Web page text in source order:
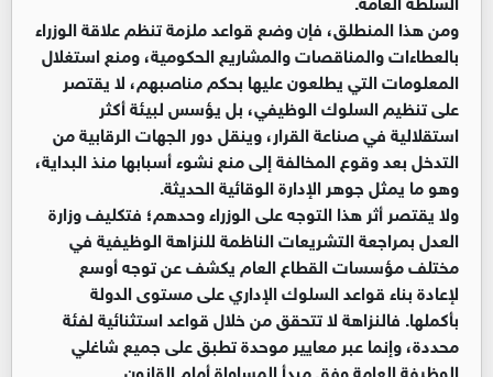
ومن هذا المنطلق، فإن وضع قواعد ملزمة تنظم علاقة الوزراء
بالعطاءات والمناقصات والمشاريع الحكومية، ومنع استغلال
المعلومات التي يطلعون عليها بحكم مناصبهم، لا يقتصر
على تنظيم السلوك الوظيفي، بل يؤسس لبيئة أكثر
استقلالية في صناعة القرار، وينقل دور الجهات الرقابية من
التدخل بعد وقوع المخالفة إلى منع نشوء أسبابها منذ البداية،
وهو ما يمثل جوهر الإدارة الوقائية الحديثة.
ولا يقتصر أثر هذا التوجه على الوزراء وحدهم؛ فتكليف وزارة
العدل بمراجعة التشريعات الناظمة للنزاهة الوظيفية في
مختلف مؤسسات القطاع العام يكشف عن توجه أوسع
لإعادة بناء قواعد السلوك الإداري على مستوى الدولة
بأكملها. فالنزاهة لا تتحقق من خلال قواعد استثنائية لفئة
محددة، وإنما عبر معايير موحدة تطبق على جميع شاغلي
الوظيفة العامة وفق مبدأ المساواة أمام القانون.